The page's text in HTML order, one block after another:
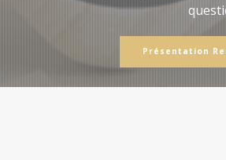
Présentation